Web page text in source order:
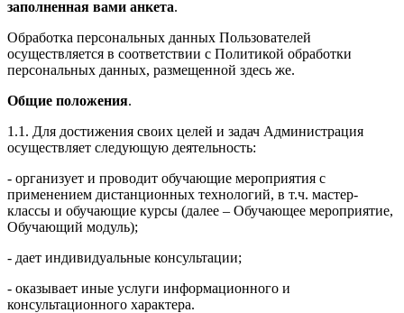
заполненная вами анкета.
Обработка персональных данных Пользователей
осуществляется в соответствии с Политикой обработки
персональных данных, размещенной здесь же.
Общие положения.
1.1. Для достижения своих целей и задач Администрация
осуществляет следующую деятельность:
- организует и проводит обучающие мероприятия с
применением дистанционных технологий, в т.ч. мастер-
классы и обучающие курсы (далее – Обучающее мероприятие,
Обучающий модуль);
- дает индивидуальные консультации;
- оказывает иные услуги информационного и
консультационного характера.